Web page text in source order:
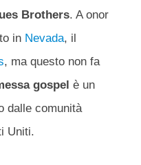
Brothers. A onor
in Nevada, il
, ma questo non fa
gospel è un
dalle comunità
Uniti.